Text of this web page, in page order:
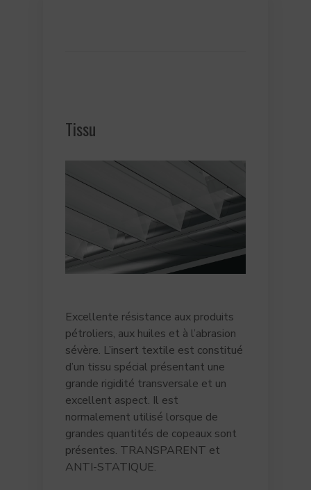
Tissu
Excellente résistance aux produits
pétroliers, aux huiles et à l’abrasion
sévère. L’insert textile est constitué
d’un tissu spécial présentant une
grande rigidité transversale et un
excellent aspect. Il est
normalement utilisé lorsque de
grandes quantités de copeaux sont
présentes. TRANSPARENT et
ANTI-STATIQUE.